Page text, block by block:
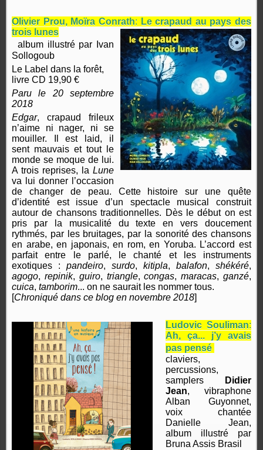
Olivier Prou, Moïra Conrath: Le crapaud au pays des
trois lunes
album illustré par Ivan
Sollogoub
Le Label dans la forêt,
livre CD 19,90 €
Paru le 20 septembre
2018
Edgar, crapaud frileux
n’aime ni nager, ni se
mouiller. Il est laid, il
sent mauvais et tout le
monde se moque de lui.
A trois reprises, la Lune
va lui donner l’occasion
de changer de peau. Cette histoire sur une quête
d’identité est issue d’un spectacle musical construit
autour de chansons traditionnelles. Dès le début on est
pris par la musicalité du texte en vers doucement
rythmés, par les bruitages, par la sonorité des chansons
en arabe, en japonais, en rom, en Yoruba. L’accord est
parfait entre le parlé, le chanté et les instruments
exotiques : pandeiro, surdo, kitipla, balafon, shékéré,
agogo, repinik, guiro, triangle,congas,maracas,ganzé,
cuica, tamborim... on ne saurait les nommer tous.
[Chroniqué dans ce blog en novembre 2018]
Ludovic Souliman:
Ah, ça... j’y avais
pas pensé
claviers,
percussions,
samplers
Didier
Jean, vibraphone
Alban Guyonnet,
voix chantée
Danielle Jean,
album illustré par
Bruna Assis Brasil